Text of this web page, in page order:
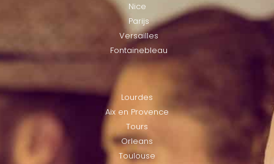
Nice
Parijs
Versailles
Fontainebleau
LOCATIES
Lourdes
Aix en Provence
Tours
Orleans
Toulouse